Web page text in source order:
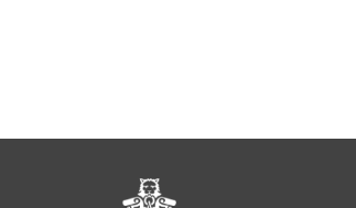
Pié di pagina